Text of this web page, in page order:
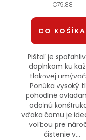
€79,88
DO KOŠÍKA
Pištoľ je
doplnkom ku
tlakovej
Ponúka vysoký
pohodlné
odolnú
vďaka čomu je
voľbou pre
čistenie v...